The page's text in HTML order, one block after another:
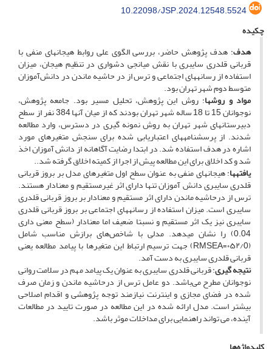
10.22098/JSP.2024.12548.5524
چکیده
هدف: هدف پژوهش حاضر، بررسی الگوی علی روابط هیجان­های منفی با
قربانی قلدری سایبری با نقش میانجی دشواری در تنظیم هیجان، میزان
استفاده از رسانه­های اجتماعی و ترس از در حاشیه ماندن در دانش‌آموزان
متوسط دوم شهر تهران بود.
مواد و روش­ها: روش این پژوهش، تحلیل مسیر بود. جامعه پژوهش،
نوجوانان 15 تا 18 ساله شهر تهران بودند که از میان آنها 384 نفر از سطح
دبیرستان­های شهر تهران به روش نمونه گیری در دسترس، وارد مطالعه
شدند. از پرسشنامه­های اعتباریابی شده برای سنجش متغیرهای مورد
اشاره در هدف استفاده شد. در ابتدا رضایت آگاهانه از دانش آموزان اخذ
شد و کد اخلاق برای این مطالعه پیش از اجرا از کمیته اخلاق گرفته شد..
یافته­ها: هیجان­های منفی به عنوان سطح اول متغیرهای مدل بر بروز قربانی
قلدری سایبری دانش آموزان تنها دارای اثر غیرمستقیم و معنادار هستند.
ترس از درحاشیه ماندن دارای اثر مستقیم و معنادار بر بروز قربانی قلدری
سایبری است. میزان استفاده از رسانه­های اجتماعی بر بروز قربانی قلدری
سایبری نیز یک اثر مستقیم و نسبتا ضعیف اما معنادار (سطح معنی داری
0.04) را نشان می­دهد. مدلی با شاخص‌های برازش مناسب شامل
(۰۵۲/0=RMSEA) جهت ترسیم ارتباط این متغیرها با پیامد مطالعه یعنی
قربانی قلدری سایبری به دست آمد.
نتیجه گیری: قربانی قلدری سایبری به عنوان یک پیامد مهم در سلامت روانی
نوجوانان مطرح می‌باشد. دو عامل ترس از در‌حاشیه ماندن و زمان صرف
شده در فضای مجازی و اینترنت نیازمند توجه پژوهشی و اقدام اصلاحی
بیشتر است. مدل ارائه شده در این مطالعه در صورت تایید در مطالعات
آینده، می تواند راهنمایی برای مداخلات موثر باشد.